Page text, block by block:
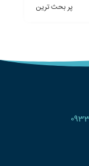
پر بحث ترین